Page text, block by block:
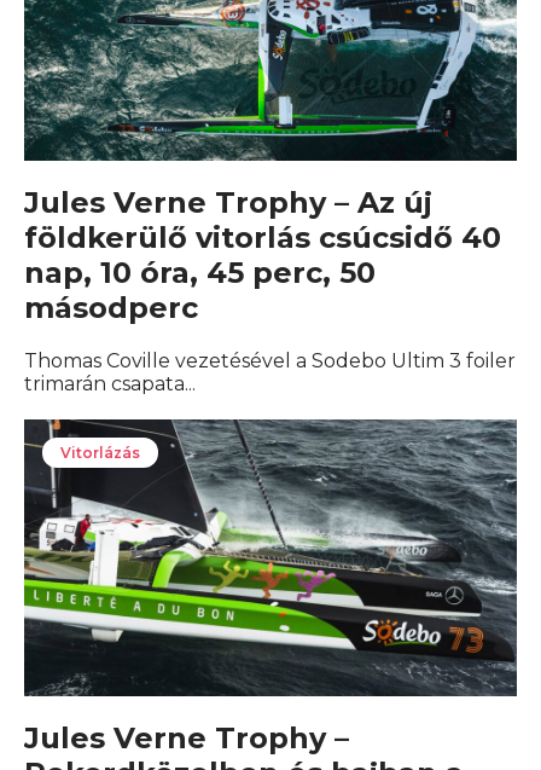
Jules Verne Trophy – Az új
földkerülő vitorlás csúcsidő 40
nap, 10 óra, 45 perc, 50
másodperc
Thomas Coville vezetésével a Sodebo Ultim 3 foiler
trimarán csapata...
Vitorlázás
Jules Verne Trophy –